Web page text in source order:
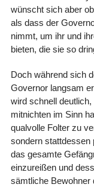
wünscht sich aber
als dass der
nimmt, um ihr und
bieten, die sie so
Doch während sich
Governor langsam
wird schnell
mitnichten im Sinn
qualvolle Folter zu
sondern stattdessen
das gesamte
einzureißen und
sämtliche Bewohner